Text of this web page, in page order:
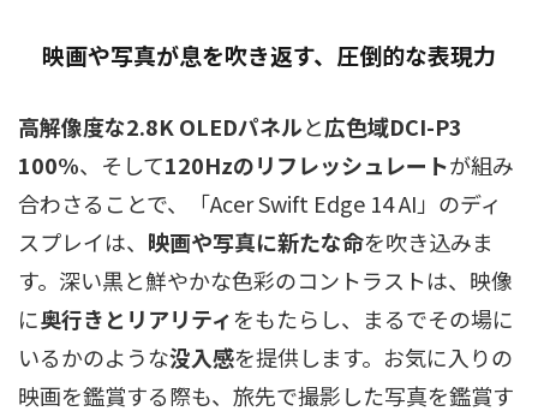
映画や写真が息を吹き返す、圧倒的な表現力
高解像度な2.8K OLEDパネルと広色域DCI-P3
100%、そして120Hzのリフレッシュレートが組み
合わさることで、「Acer Swift Edge 14 AI」のディ
スプレイは、 映画や写真に新たな命を吹き込みま
す。深い黒と鮮やかな色彩のコントラストは、映像
に奥行きとリアリティをもたらし、まるでその場に
いるかのような没入感を提供します。お気に入りの
映画を鑑賞する際も、旅先で撮影した写真を鑑賞す